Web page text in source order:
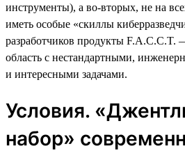
инструменты), а во-вторых, не на
иметь особые «скиллы
разработчиков продукты F.A.C.C.T.
область с нестандартными,
и интересными задачами.
Условия.
набор»